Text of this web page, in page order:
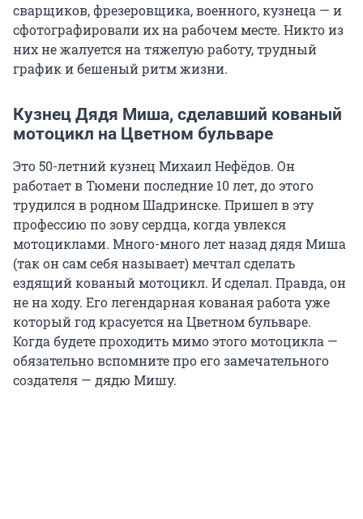
сварщиков, фрезеровщика, военного, кузнеца — и
сфотографировали их на рабочем месте. Никто из
них не жалуется на тяжелую работу, трудный
график и бешеный ритм жизни.
Кузнец Дядя Миша, сделавший кованый
мотоцикл на Цветном бульваре
Это 50-летний кузнец Михаил Нефёдов. Он
работает в Тюмени последние 10 лет, до этого
трудился в родном Шадринске. Пришел в эту
профессию по зову сердца, когда увлекся
мотоциклами. Много-много лет назад дядя Миша
(так он сам себя называет) мечтал сделать
ездящий кованый мотоцикл. И сделал. Правда, он
не на ходу. Его легендарная кованая работа уже
который год красуется на Цветном бульваре.
Когда будете проходить мимо этого мотоцикла —
обязательно вспомните про его замечательного
создателя — дядю Мишу.